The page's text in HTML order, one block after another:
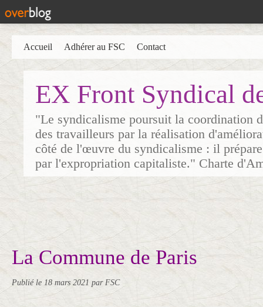
EX Front Syndical
"Le syndicalisme poursuit la coordination
des travailleurs par la réalisation
côté de l'œuvre du syndicalisme : il
par l'expropriation capitaliste." Charte
Accueil Adhérer au FSC Contact
La Commune de Paris
Publié le 18 mars 2021 par FSC